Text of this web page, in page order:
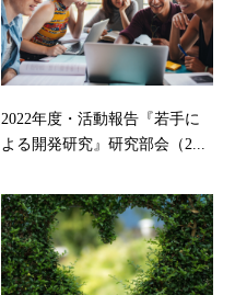
2022年度・活動報告『若手に
よる開発研究』研究部会（2...